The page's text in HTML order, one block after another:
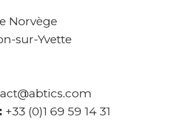
Norvège
sur-Yvette
+33 (0)1 69 59 14 31